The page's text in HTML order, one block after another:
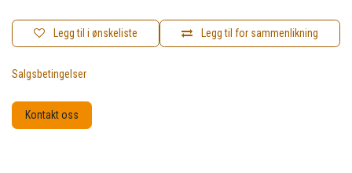
Legg til for sammenlikning
Legg til i ønskeliste
Salgsbetingelser
Kontakt oss